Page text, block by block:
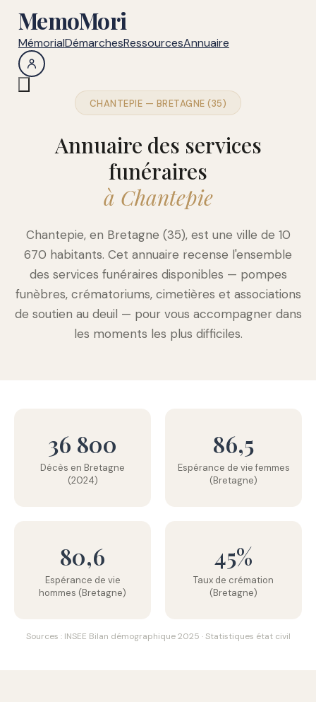
MemoMori
MémorialDémarchesRessourcesAnnuaire
CHANTEPIE — BRETAGNE (35)
Annuaire des services
funéraires
à Chantepie
Chantepie, en Bretagne (35), est une ville de 10
670 habitants. Cet annuaire recense l'ensemble
des services funéraires disponibles — pompes
funèbres, crématoriums, cimetières et associations
de soutien au deuil — pour vous accompagner dans
les moments les plus difficiles.
36 800
Décès en Bretagne
(2024)
86,5
Espérance de vie femmes
(Bretagne)
80,6
Espérance de vie
hommes (Bretagne)
45%
Taux de crémation
(Bretagne)
Sources : INSEE Bilan démographique 2025 · Statistiques état civil